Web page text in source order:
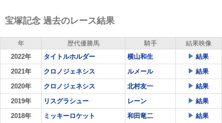
宝塚記念 過去のレース結果
年 歴代優勝馬 騎手
結果映像
2022年
タイトルホルダー 横山和生
結果
2021年
クロノジェネシス ルメール
結果
2020年
クロノジェネシス 北村友一
結果
2019年
リスグラシュー レーン
結果
2018年
ミッキーロケット 和田竜二
結果